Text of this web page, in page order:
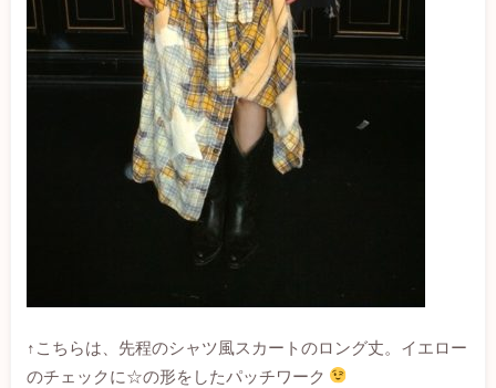
↑こちらは、先程のシャツ風スカートのロング丈。イエロー
のチェックに☆の形をしたパッチワーク